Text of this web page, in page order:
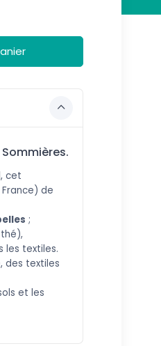
cet
de
;
les textiles.
des textiles
et les